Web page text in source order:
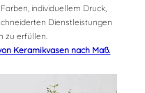
individuellem Druck,
Dienstleistungen
zu erfüllen.
Keramikvasen nach Maß.